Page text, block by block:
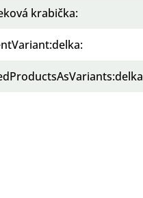
krabička:
: